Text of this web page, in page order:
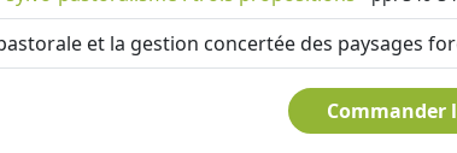
et la gestion concertée des paysages
Commander